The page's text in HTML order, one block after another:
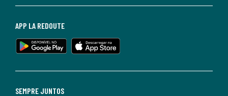
SEMPRE JUNTOS
APP LA REDOUTE